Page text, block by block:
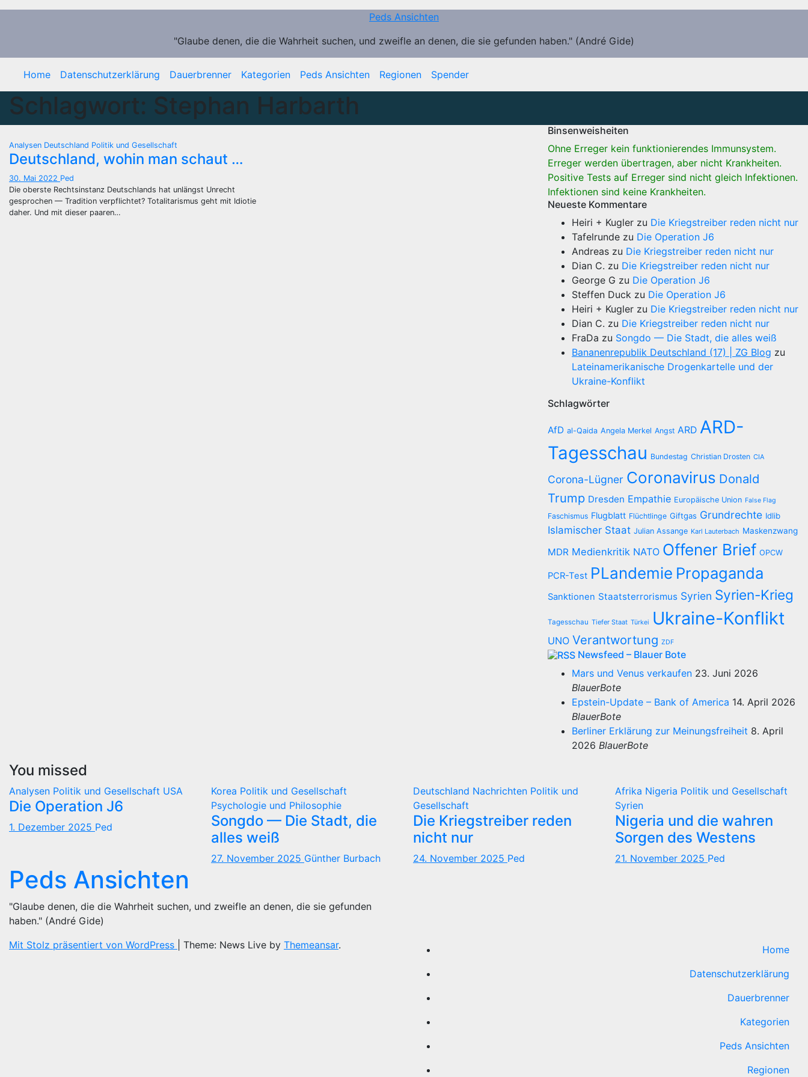
Zum
Peds Ansichten
"Glaube denen, die die Wahrheit suchen, und zweifle an denen, die sie gefunden haben." (André Gide)
Home Datenschutzerklärung Dauerbrenner Kategorien Peds Ansichten Regionen Spender
Schlagwort: Stephan Harbarth
Analysen Deutschland Politik und Gesellschaft
Deutschland, wohin man schaut …
30. Mai 2022 Ped
Die oberste Rechtsinstanz Deutschlands hat unlängst Unrecht
gesprochen — Tradition verpflichtet? Totalitarismus geht mit Idiotie
daher. Und mit dieser paaren…
Binsenweisheiten
Ohne Erreger kein funktionierendes Immunsystem.
Erreger werden übertragen, aber nicht Krankheiten.
Positive Tests auf Erreger sind nicht gleich Infektionen.
Infektionen sind keine Krankheiten.
Neueste Kommentare
Heiri + Kugler zu Die Kriegstreiber reden nicht nur
Tafelrunde zu Die Operation J6
Andreas zu Die Kriegstreiber reden nicht nur
Dian C. zu Die Kriegstreiber reden nicht nur
George G zu Die Operation J6
Steffen Duck zu Die Operation J6
Heiri + Kugler zu Die Kriegstreiber reden nicht nur
Dian C. zu Die Kriegstreiber reden nicht nur
FraDa zu Songdo — Die Stadt, die alles weiß
Bananenrepublik Deutschland (17) | ZG Blog zu
Lateinamerikanische Drogenkartelle und der
Ukraine-Konflikt
Schlagwörter
AfD al-Qaida Angela Merkel Angst ARD ARD-
Tagesschau Bundestag Christian Drosten CIA
Corona-Lügner Coronavirus Donald
Trump Dresden Empathie Europäische Union False Flag
Faschismus Flugblatt Flüchtlinge Giftgas Grundrechte Idlib
Islamischer Staat Julian Assange Karl Lauterbach Maskenzwang
MDR Medienkritik NATO Offener Brief OPCW
PCR-Test PLandemie Propaganda
Sanktionen Staatsterrorismus Syrien Syrien-Krieg
Tagesschau Tiefer Staat Türkei Ukraine-Konflikt
UNO Verantwortung ZDF
Newsfeed – Blauer Bote
Mars und Venus verkaufen 23. Juni 2026
BlauerBote
Epstein-Update – Bank of America 14. April 2026
BlauerBote
Berliner Erklärung zur Meinungsfreiheit 8. April
2026 BlauerBote
You missed
Analysen Politik und Gesellschaft USA
Die Operation J6
1. Dezember 2025 Ped
Korea Politik und Gesellschaft
Psychologie und Philosophie
Songdo — Die Stadt, die
alles weiß
27. November 2025 Günther Burbach
Deutschland Nachrichten Politik und
Gesellschaft
Die Kriegstreiber reden
nicht nur
24. November 2025 Ped
Afrika Nigeria Politik und Gesellschaft
Syrien
Nigeria und die wahren
Sorgen des Westens
21. November 2025 Ped
Peds Ansichten
"Glaube denen, die die Wahrheit suchen, und zweifle an denen, die sie gefunden
haben." (André Gide)
Mit Stolz präsentiert von WordPress
Theme: News Live by Themeansar.
Home
Datenschutzerklärung
Dauerbrenner
Kategorien
Peds Ansichten
Regionen